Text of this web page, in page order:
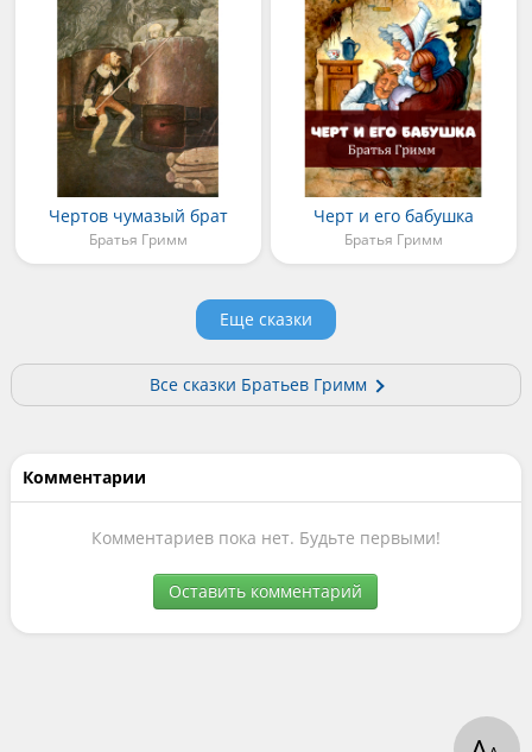
Чертов чумазый брат
Братья Гримм
Черт и его бабушка
Братья Гримм
Еще сказки
Все сказки Братьев Гримм
Комментарии
Комментариев пока нет. Будьте первыми!
Оставить комментарий